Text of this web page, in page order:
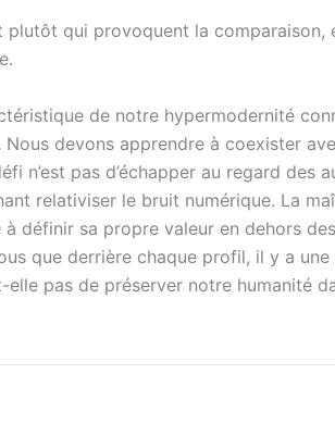
qui provoquent la comparaison,
de notre hypermodernité
devons apprendre à coexister
pas d’échapper au regard des
relativiser le bruit numérique. La
définir sa propre valeur en dehors
que derrière chaque profil, il y a
pas de préserver notre humanité